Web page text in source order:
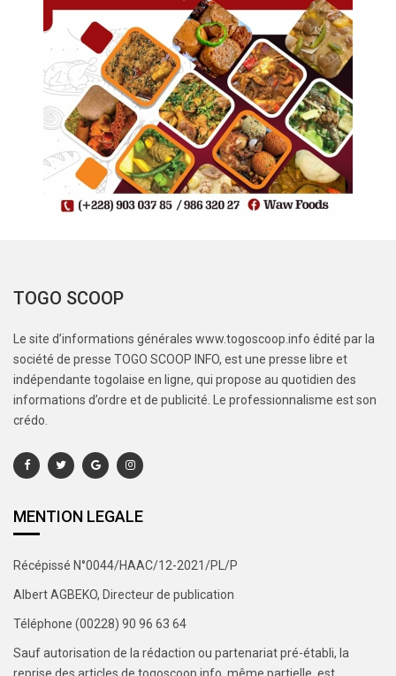
TOGO SCOOP
Le site d’informations générales www.togoscoop.info édité par la
société de presse TOGO SCOOP INFO, est une presse libre et
indépendante togolaise en ligne, qui propose au quotidien des
informations d’ordre et de publicité. Le professionnalisme est son
crédo.
MENTION LEGALE
Récépissé N°0044/HAAC/12-2021/PL/P
Albert AGBEKO, Directeur de publication
Téléphone (00228) 90 96 63 64
Sauf autorisation de la rédaction ou partenariat pré-établi, la
reprise des articles de togoscoop.info, même partielle, est